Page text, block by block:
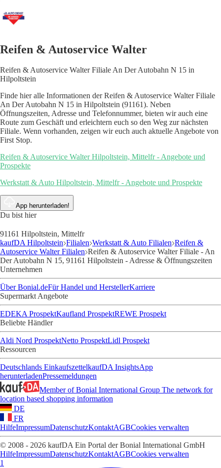
Reifen & Autoservice Walter
Reifen & Autoservice Walter Filiale An Der Autobahn N 15 in
Hilpoltstein
Finde hier alle Informationen der Reifen & Autoservice Walter Filiale
An Der Autobahn N 15 in Hilpoltstein (91161). Neben
Öffnungszeiten, Adresse und Telefonnummer, bieten wir auch eine
Route zum Geschäft und erleichtern euch so den Weg zur nächsten
Filiale. Wenn vorhanden, zeigen wir euch auch aktuelle Angebote von
First Stop.
Reifen & Autoservice Walter Hilpoltstein, Mittelfr - Angebote und
Prospekte
Werkstatt & Auto Hilpoltstein, Mittelfr - Angebote und Prospekte
App herunterladen!
Du bist hier
91161 Hilpoltstein, Mittelfr
kaufDA Hilpoltstein Filialen Werkstatt & Auto Filialen Reifen &
Autoservice Walter Filialen Reifen & Autoservice Walter Filiale - An
Der Autobahn N 15, 91161 Hilpoltstein - Adresse & Öffnungszeiten
Unternehmen
Über Bonial.deFür Handel und HerstellerKarriere
Supermarkt Angebote
EDEKA ProspektKaufland ProspektREWE Prospekt
Beliebte Händler
Aldi Nord ProspektNetto ProspektLidl Prospekt
Ressourcen
Deutschlands EinkaufszettelkaufDA InsightsApp
herunterladenPressemeldungen
Member of Bonial International Group The network for
location based shopping information
DE
FR
HilfeImpressumDatenschutzKontaktAGBCookies verwalten
© 2008 - 2026 kaufDA Ein Portal der Bonial International GmbH
HilfeImpressumDatenschutzKontaktAGBCookies verwalten
1